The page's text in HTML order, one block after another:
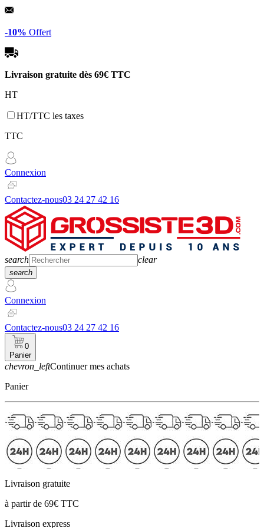
Panneau de gestion des cookies
-10% Offert
Livraison gratuite dès 69€ TTC
HT
HT/TTC les taxes
TTC
Connexion
Contactez-nous03 24 27 42 16
search clear
search
Connexion
Contactez-nous03 24 27 42 16
0
Panier
chevron_leftContinuer mes achats
Panier
Livraison gratuite
à partir de 69€ TTC
Livraison express